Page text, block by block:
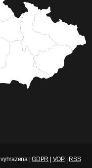
vyhrazena |GDPR | VOP| RSS